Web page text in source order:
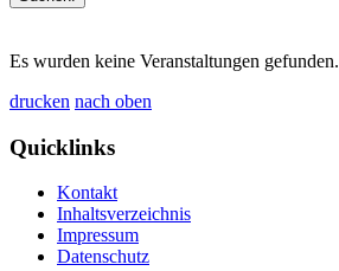
Es wurden keine Veranstaltungen gefunden.
drucken nach oben
Quicklinks
Kontakt
Inhaltsverzeichnis
Impressum
Datenschutz